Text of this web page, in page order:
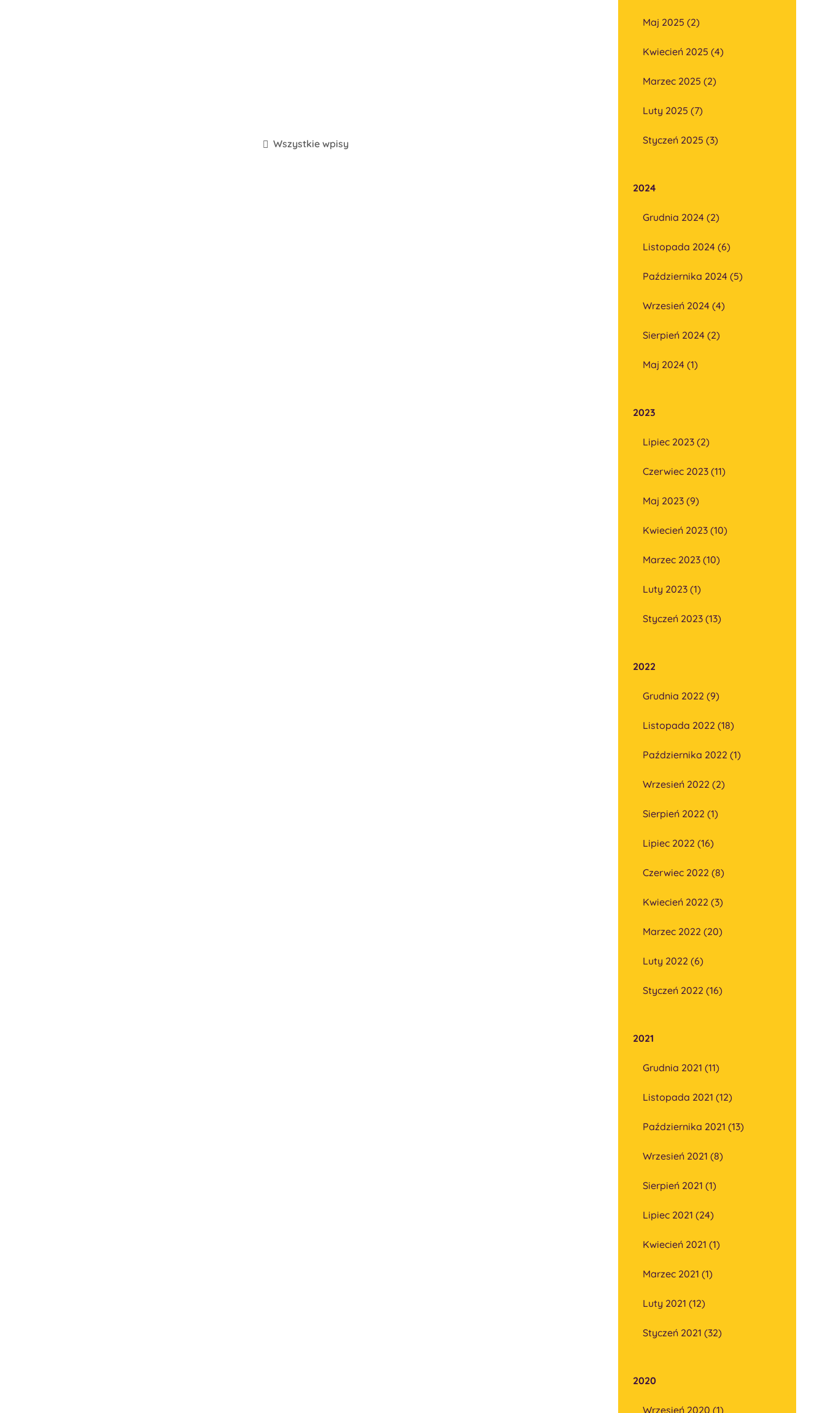
Wszystkie wpisy
Maj 2025 (2)
Kwiecień 2025 (4)
Marzec 2025 (2)
Luty 2025 (7)
Styczeń 2025 (3)
2024
Grudnia 2024 (2)
Listopada 2024 (6)
Października 2024 (5)
Wrzesień 2024 (4)
Sierpień 2024 (2)
Maj 2024 (1)
2023
Lipiec 2023 (2)
Czerwiec 2023 (11)
Maj 2023 (9)
Kwiecień 2023 (10)
Marzec 2023 (10)
Luty 2023 (1)
Styczeń 2023 (13)
2022
Grudnia 2022 (9)
Listopada 2022 (18)
Października 2022 (1)
Wrzesień 2022 (2)
Sierpień 2022 (1)
Lipiec 2022 (16)
Czerwiec 2022 (8)
Kwiecień 2022 (3)
Marzec 2022 (20)
Luty 2022 (6)
Styczeń 2022 (16)
2021
Grudnia 2021 (11)
Listopada 2021 (12)
Października 2021 (13)
Wrzesień 2021 (8)
Sierpień 2021 (1)
Lipiec 2021 (24)
Kwiecień 2021 (1)
Marzec 2021 (1)
Luty 2021 (12)
Styczeń 2021 (32)
2020
Wrzesień 2020 (1)